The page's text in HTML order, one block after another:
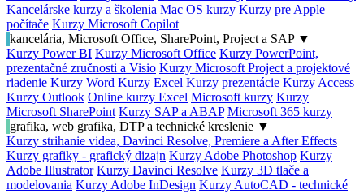
Kancelárske kurzy a školenia Mac OS kurzy Kurzy pre Apple
počítače Kurzy Microsoft Copilot
kancelária, Microsoft Office, SharePoint, Project a SAP ▼
Kurzy Power BI Kurzy Microsoft Office Kurzy PowerPoint,
prezentačné zručnosti a Visio Kurzy Microsoft Project a projektové
riadenie Kurzy Word Kurzy Excel Kurzy prezentácie Kurzy Access
Kurzy Outlook Online kurzy Excel Microsoft kurzy Kurzy
Microsoft SharePoint Kurzy SAP a ABAP Microsoft 365 kurzy
grafika, web grafika, DTP a technické kreslenie ▼
Kurzy strihanie videa, Davinci Resolve, Premiere a After Effects
Kurzy grafiky - grafický dizajn Kurzy Adobe Photoshop Kurzy
Adobe Illustrator Kurzy Davinci Resolve Kurzy 3D tlače a
modelovania Kurzy Adobe InDesign Kurzy AutoCAD - technické